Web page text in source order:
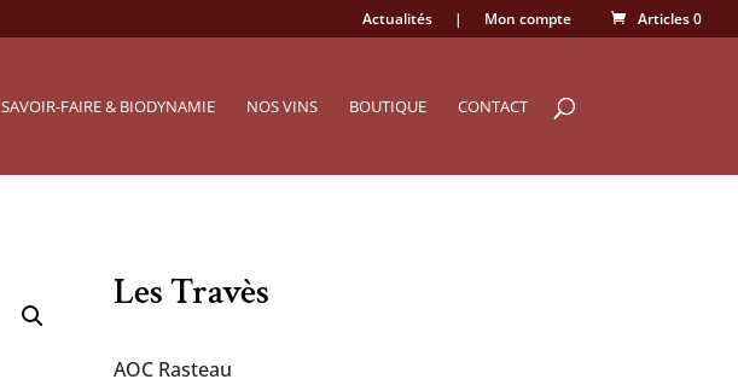
Actualités | Mon compte Articles 0
SAVOIR-FAIRE & BIODYNAMIE NOS VINS BOUTIQUE CONTACT
Les Travès
AOC Rasteau